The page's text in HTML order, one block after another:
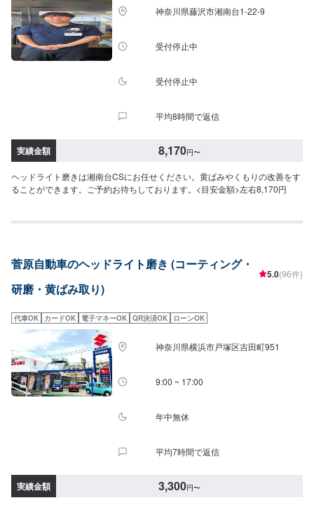
神奈川県藤沢市湘南台1-22-9
受付停止中
受付停止中
平均8時間で返信
実績金額 8,170円〜
ヘッドライト磨きは湘南台CSにお任せください。黄ばみやくもりの改善をす
ることができます。ご予約お待ちしております。<目安金額>左右8,170円
菅原自動車のヘッドライト磨き (コーティング・
研磨・黄ばみ取り)
5.0(96件)
代車OK カードOK 電子マネーOK QR決済OK ローンOK
神奈川県横浜市戸塚区吉田町951
9:00 ~ 17:00
年中無休
平均7時間で返信
実績金額 3,300円〜